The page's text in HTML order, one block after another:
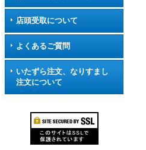
店頭受取について
よくあるご質問
いたずら注文、なりすまし
注文について